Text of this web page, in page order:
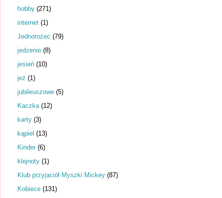
hobby (271)
internet (1)
Jednorożec (79)
jedzenie (8)
jesień (10)
jeż (1)
jubileuszowe (5)
Kaczka (12)
karty (3)
kąpiel (13)
Kinder (6)
klejnoty (1)
Klub przyjaciół Myszki Mickey (87)
Kobiece (131)